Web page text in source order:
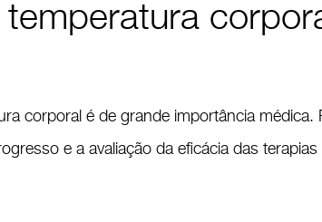
corporal é de grande importância
e a avaliação da eficácia das terapias